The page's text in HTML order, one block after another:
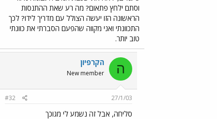
וסתם ילחץ פתאום? מה רע שאת ההתנסות
הראשונה הזו יעשה הצולל עם מדריך לידו? לכך
התכוונתי ואני מקווה שהפעם הסברתי את כוונתי
טוב יותר.
ה הקרפיון
New member
27/1/03
#32
סליחה, אבל זה נשמע לי מגוכך